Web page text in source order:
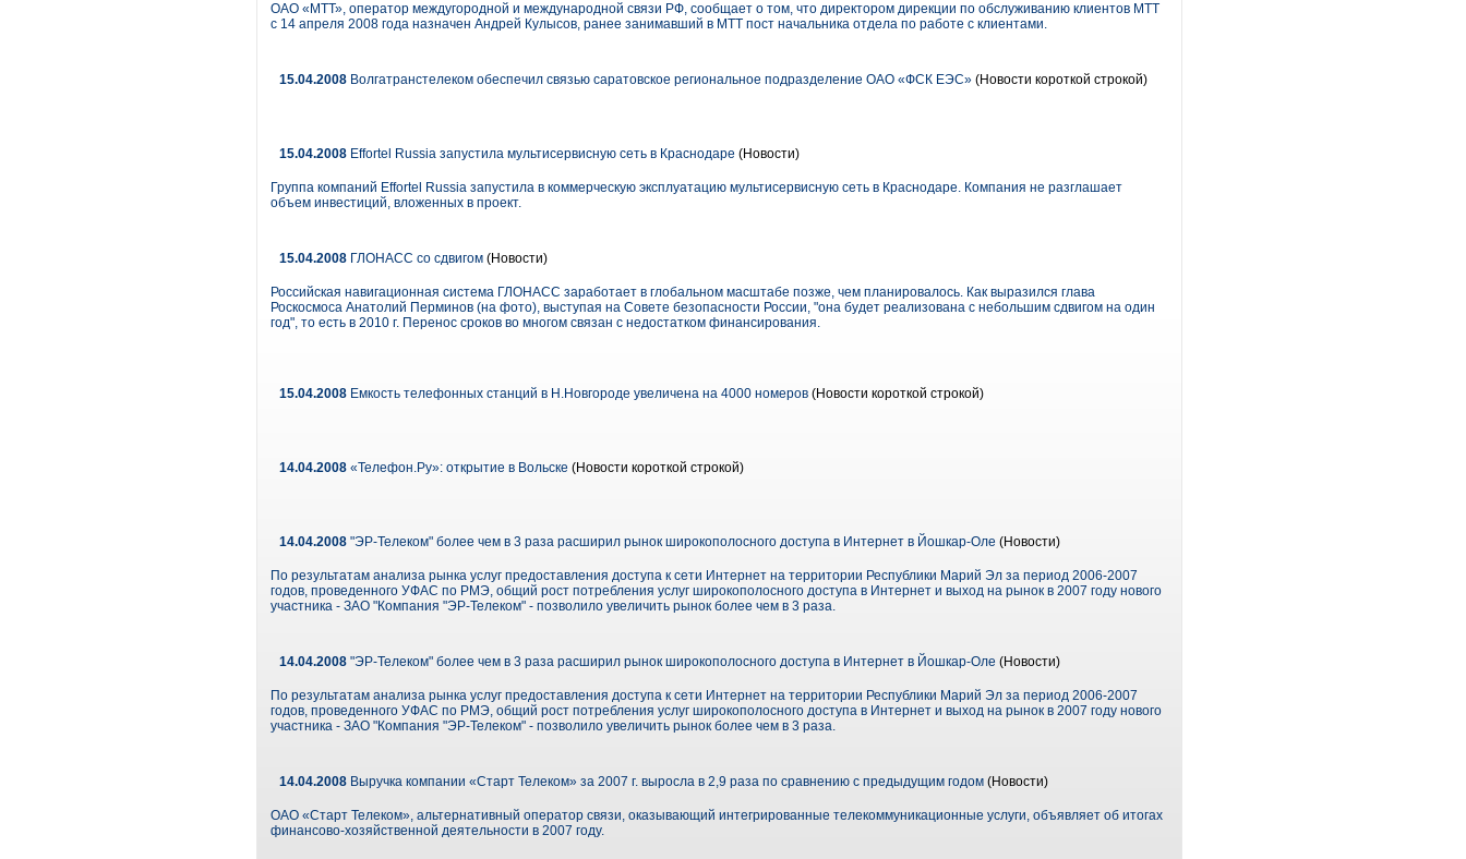
ОАО «МТТ», оператор междугородной и международной связи РФ, сообщает о том, что директором дирекции по обслуживанию клиентов МТТ
с 14 апреля 2008 года назначен Андрей Кулысов, ранее занимавший в МТТ пост начальника отдела по работе с клиентами.
15.04.2008 Волгатранстелеком обеспечил связью саратовское региональное подразделение ОАО «ФСК ЕЭС» (Новости короткой строкой)
15.04.2008 Effortel Russia запустила мультисервисную сеть в Краснодаре (Новости)
Группа компаний Effortel Russia запустила в коммерческую эксплуатацию мультисервисную сеть в Краснодаре. Компания не разглашает
объем инвестиций, вложенных в проект.
15.04.2008 ГЛОНАСС со сдвигом (Новости)
Российская навигационная система ГЛОНАСС заработает в глобальном масштабе позже, чем планировалось. Как выразился глава
Роскосмоса Анатолий Перминов (на фото), выступая на Совете безопасности России, "она будет реализована с небольшим сдвигом на один
год", то есть в 2010 г. Перенос сроков во многом связан с недостатком финансирования.
15.04.2008 Емкость телефонных станций в Н.Новгороде увеличена на 4000 номеров (Новости короткой строкой)
14.04.2008 «Телефон.Ру»: открытие в Вольске (Новости короткой строкой)
14.04.2008 "ЭР-Телеком" более чем в 3 раза расширил рынок широкополосного доступа в Интернет в Йошкар-Оле (Новости)
По результатам анализа рынка услуг предоставления доступа к сети Интернет на территории Республики Марий Эл за период 2006-2007
годов, проведенного УФАС по РМЭ, общий рост потребления услуг широкополосного доступа в Интернет и выход на рынок в 2007 году нового
участника - ЗАО "Компания "ЭР-Телеком" - позволило увеличить рынок более чем в 3 раза.
14.04.2008 "ЭР-Телеком" более чем в 3 раза расширил рынок широкополосного доступа в Интернет в Йошкар-Оле (Новости)
По результатам анализа рынка услуг предоставления доступа к сети Интернет на территории Республики Марий Эл за период 2006-2007
годов, проведенного УФАС по РМЭ, общий рост потребления услуг широкополосного доступа в Интернет и выход на рынок в 2007 году нового
участника - ЗАО "Компания "ЭР-Телеком" - позволило увеличить рынок более чем в 3 раза.
14.04.2008 Выручка компании «Старт Телеком» за 2007 г. выросла в 2,9 раза по сравнению с предыдущим годом (Новости)
ОАО «Старт Телеком», альтернативный оператор связи, оказывающий интегрированные телекоммуникационные услуги, объявляет об итогах
финансово-хозяйственной деятельности в 2007 году.